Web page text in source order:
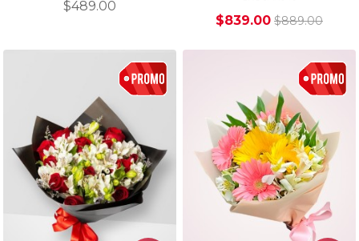
$489.00
$839.00 $889.00